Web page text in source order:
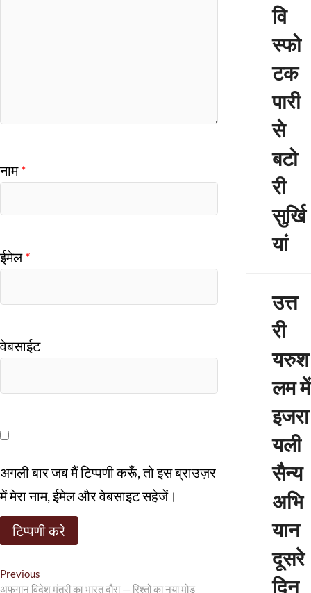
नाम*
ईमेल*
वेबसाईट
अगली बार जब मैं टिप्पणी करूँ, तो इस ब्राउज़र
में मेरा नाम, ईमेल और वेबसाइट सहेजें।
पो
Previous
r
अफगान विदेश मंत्री का भारत दौरा — रिश्तों का नया मोड़
वि
स्फो
टक
पारी
से
बटो
री
सुर्खि
यां
उत्त
री
यरुश
लम में
इजरा
यली
सैन्य
अभि
यान
दूसरे
दिन